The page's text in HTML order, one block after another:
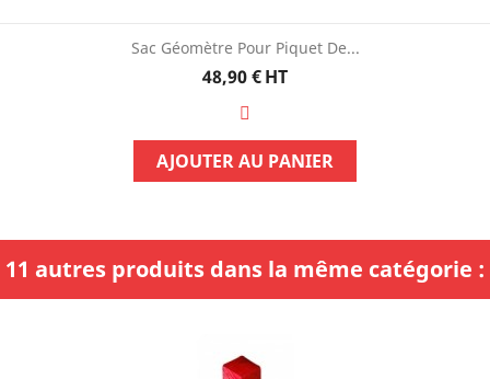
Sac Géomètre Pour Piquet De...
Prix
48,90 €HT
AJOUTER AU PANIER
11 autres produits dans la même catégorie :